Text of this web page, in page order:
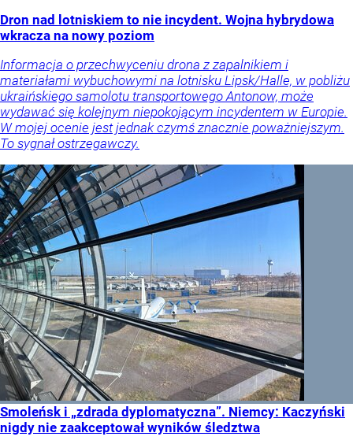
Dron nad lotniskiem to nie incydent. Wojna hybrydowa
wkracza na nowy poziom
Informacja o przechwyceniu drona z zapalnikiem i
materiałami wybuchowymi na lotnisku Lipsk/Halle, w pobliżu
ukraińskiego samolotu transportowego Antonow, może
wydawać się kolejnym niepokojącym incydentem w Europie.
W mojej ocenie jest jednak czymś znacznie poważniejszym.
To sygnał ostrzegawczy.
Smoleńsk i „zdrada dyplomatyczna”. Niemcy: Kaczyński
nigdy nie zaakceptował wyników śledztwa